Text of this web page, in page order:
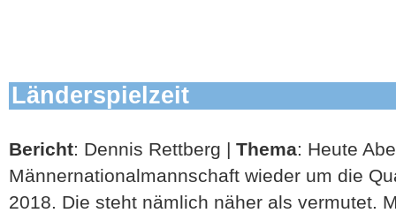
Länderspielzeit
Bericht: Dennis Rettberg | Thema: Heute
Männernationalmannschaft wieder um die
2018. Die steht nämlich näher als vermutet.